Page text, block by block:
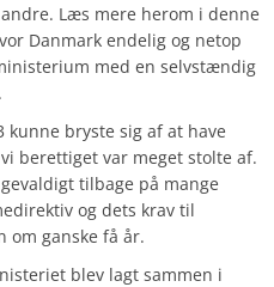
Læs mere herom i denne
Danmark endelig og netop
med en selvstændig
kunne bryste sig af at have
berettiget var meget stolte af.
tilbage på mange
og dets krav til
om ganske få år.
blev lagt sammen i